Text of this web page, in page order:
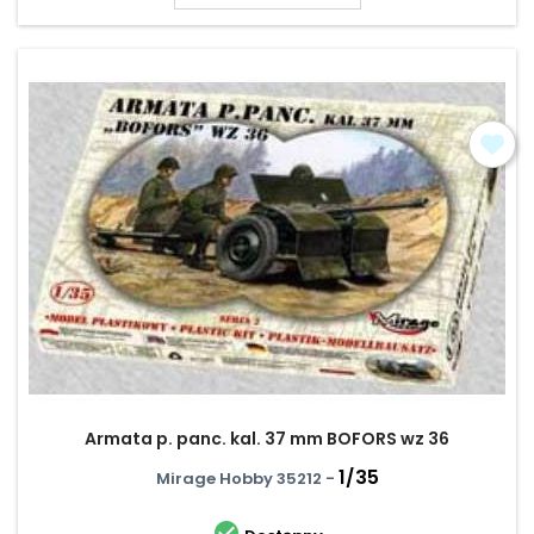
Armata p. panc. kal. 37 mm BOFORS wz 36
Mirage Hobby 35212 - 1/35